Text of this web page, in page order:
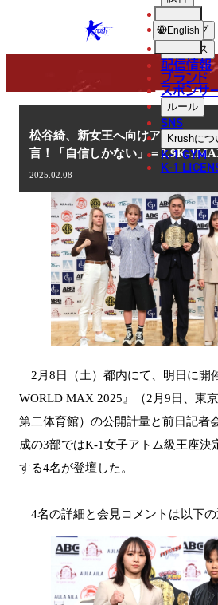
KRUSH English
ショップ
ニュース
配信情報
ブランド
スポンサ
ルール
SNS
Krushにつ
K-1 GYM
K-1
NEWS
ニュース
松谷綺、新女王へ向けアトム級ト
言！「自信しかない」＝2.9K-
2025.02.08
2月8日（土）都内にて、明日に開
WORLD MAX 2025』（2月9日、東
第二体育館）の公開計量と前日記者
成の3部ではK-1女子アトム級王座決
する4名が登壇した。
4名の詳細と会見コメントは以下の